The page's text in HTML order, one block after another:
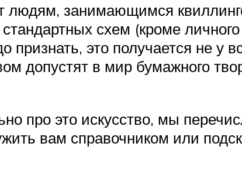
людям, занимающимся
стандартных схем (кроме
это получается не у
допустят в мир бумажного
про это искусство, мы
вам справочником или